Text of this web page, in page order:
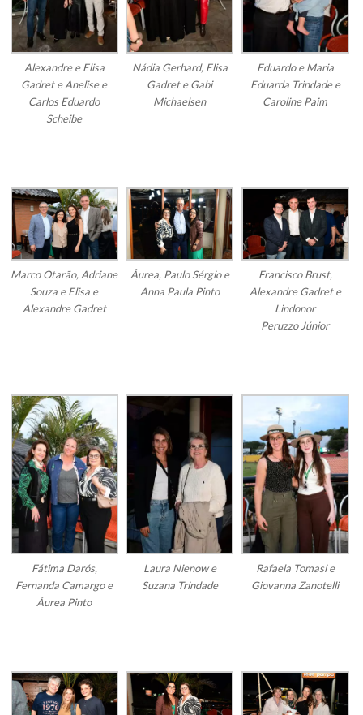
Alexandre e Elisa
Gadret e Anelise e
Carlos Eduardo
Scheibe
Nádia Gerhard, Elisa
Gadret e Gabi
Michaelsen
Eduardo e Maria
Eduarda Trindade e
Caroline Paim
Marco Otarão, Adriane
Souza e Elisa e
Alexandre Gadret
Áurea, Paulo Sérgio e
Anna Paula Pinto
Francisco Brust,
Alexandre Gadret e
Lindonor
Peruzzo Júnior
Fátima Darós,
Fernanda Camargo e
Áurea Pinto
Laura Nienow e
Suzana Trindade
Rafaela Tomasi e
Giovanna Zanotelli